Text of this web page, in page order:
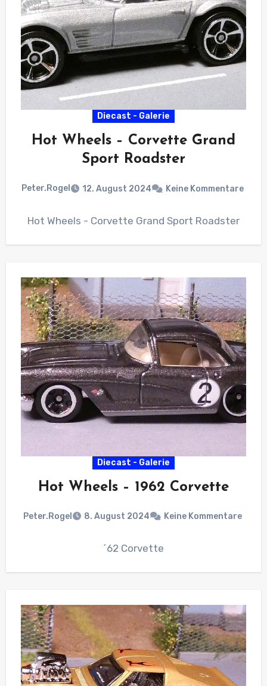
Diecast - Galerie
Hot Wheels – Corvette Grand
Sport Roadster
Peter.Rogel 12. August 2024 Keine Kommentare
Hot Wheels - Corvette Grand Sport Roadster
Diecast - Galerie
Hot Wheels – 1962 Corvette
Peter.Rogel 8. August 2024 Keine Kommentare
´62 Corvette